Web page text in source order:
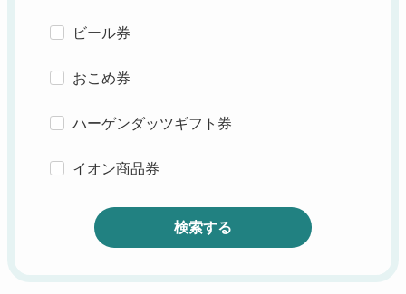
ビール券
おこめ券
ハーゲンダッツギフト券
イオン商品券
検索する